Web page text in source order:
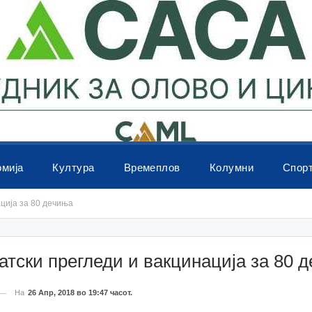
Култура Времеплов Колумни
за 80 дечиња
прегледи и вакцинација за 80
На 26 Апр, 2018 во 19:47 часот.